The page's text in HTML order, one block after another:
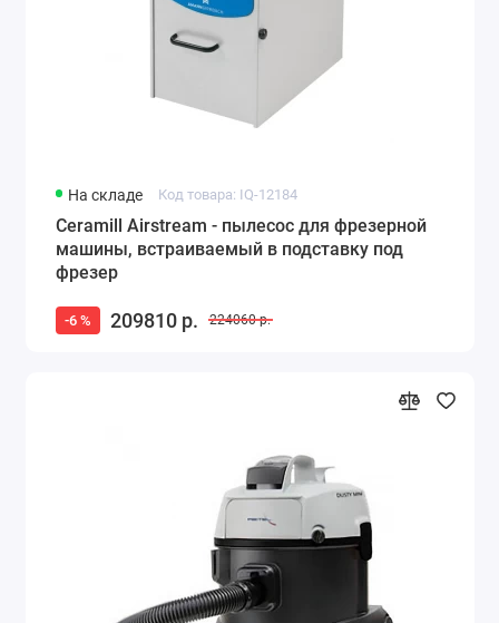
На складе Код товара: IQ-12184
Ceramill Airstream - пылесос для фрезерной
машины, встраиваемый в подставку под
фрезер
-6 % 209810 р. 224060 р.